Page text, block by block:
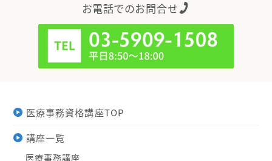
お電話でのお問合せ
医療事務資格講座TOP
講座一覧
医療事務講座